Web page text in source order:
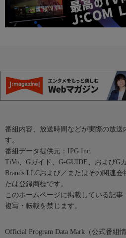
番組内容、放送時間などが実際の放送
す。
番組データ提供元：IPG Inc.
TiVo、Gガイド、G-GUIDE、およびG
Brands LLCおよび／またはその関連
たは登録商標です。
このホームページに掲載している記
複写・転載を禁じます。
Official Program Data Mark（公式番組